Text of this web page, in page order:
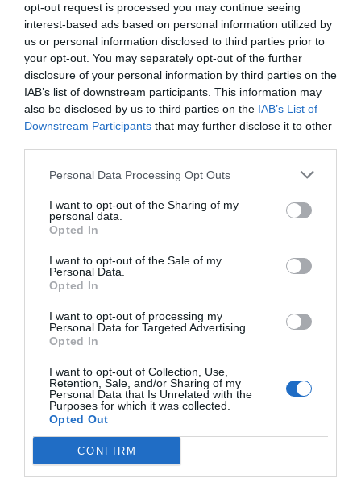
opt-out request is processed you may continue seeing
interest-based ads based on personal information utilized by
us or personal information disclosed to third parties prior to
your opt-out. You may separately opt-out of the further
disclosure of your personal information by third parties on the
IAB’s list of downstream participants. This information may
also be disclosed by us to third parties on the IAB’s List of
Downstream Participants that may further disclose it to other
Personal Data Processing Opt Outs
I want to opt-out of the Sharing of my
personal data.
Opted In
I want to opt-out of the Sale of my
Personal Data.
Opted In
I want to opt-out of processing my
Personal Data for Targeted Advertising.
Opted In
I want to opt-out of Collection, Use,
Retention, Sale, and/or Sharing of my
Personal Data that Is Unrelated with the
Purposes for which it was collected.
Opted Out
CONFIRM
Hoy destacamos
ECONOMÍA
A pesar de Sánchez, Ana Botín se convierte
en la décima banquera de EEUU, tras cerrar,
por fin, la compra de Webster Bank
Eulogio López 05/08/26 15:58
pero constata que fue sobreponderada
debut
Cristina Martín
El renting crece a mayor ritmo que las
matriculaciones en España y ya representa el
Cristina Martín 05/08/26 17:31
Los precios de la vivienda suben un 15,5% en
julio y ya superan a los de la burbuja
inmobiliaria
Rocío Orizaola
Toyota eleva previsiones y recomprará
acciones por 5.400 millones, tras elevar